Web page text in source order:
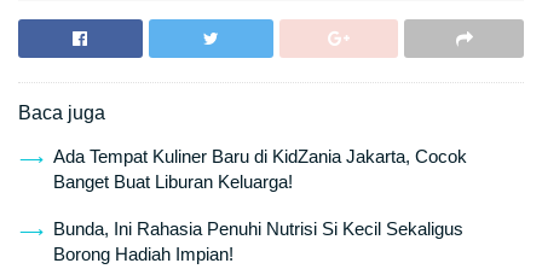
Baca juga
Ada Tempat Kuliner Baru di KidZania Jakarta, Cocok
Banget Buat Liburan Keluarga!
Bunda, Ini Rahasia Penuhi Nutrisi Si Kecil Sekaligus
Borong Hadiah Impian!